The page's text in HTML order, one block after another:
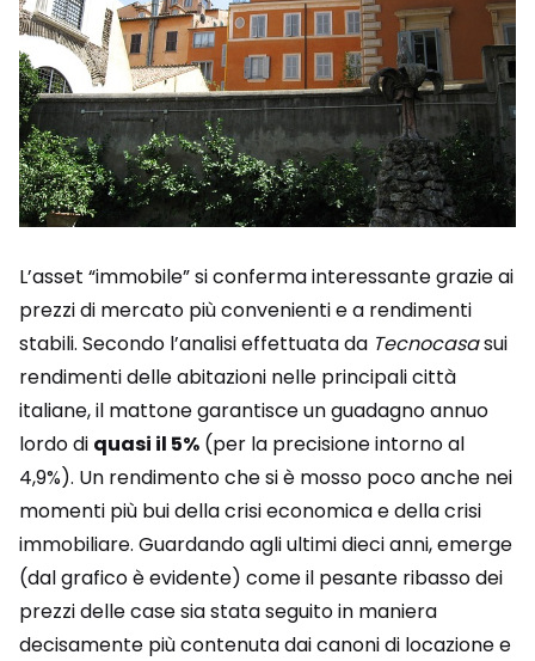
L’asset “immobile” si conferma interessante grazie ai
prezzi di mercato più convenienti e a rendimenti
stabili. Secondo l’analisi effettuata da Tecnocasasui
rendimenti delle abitazioni nelle principali città
italiane, il mattone garantisce un guadagno annuo
lordo di quasi il 5% (per la precisione intorno al
4,9%). Un rendimento che si è mosso poco anche nei
momenti più bui della crisi economica e della crisi
immobiliare. Guardando agli ultimi dieci anni, emerge
(dal grafico è evidente) come il pesante ribasso dei
prezzi delle case sia stata seguito in maniera
decisamente più contenuta dai canoni di locazione e